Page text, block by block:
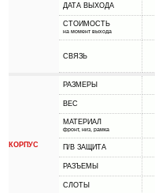
ДАТА ВЫХОДА
СТОИМОСТЬ
на момент выхода
СВЯЗЬ
КОРПУС
РАЗМЕРЫ
ВЕС
МАТЕРИАЛ
фронт, низ, рамка
П/В ЗАЩИТА
РАЗЪЕМЫ
СЛОТЫ